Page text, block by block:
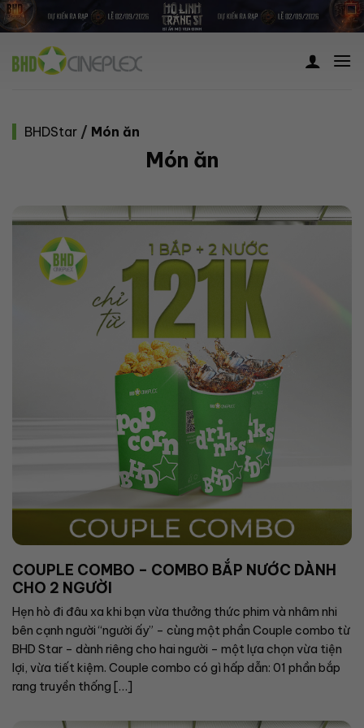
Skip
to
content
BHDStar / Món ăn
Món ăn
COUPLE COMBO – COMBO BẮP NƯỚC DÀNH
CHO 2 NGƯỜI
Hẹn hò đi đâu xa khi bạn vừa thưởng thức phim và nhâm nhi
bên cạnh người “người ấy” – cùng một phần Couple combo từ
BHD Star – dành riêng cho hai người – một lựa chọn vừa tiện
lợi, vừa tiết kiệm. Couple combo có gì hấp dẫn: 01 phần bắp
rang truyền thống […]